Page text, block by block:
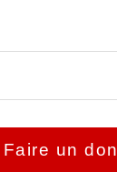
Faire un don